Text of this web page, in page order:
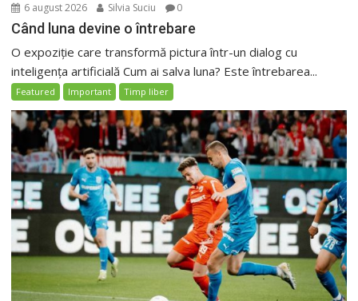
6 august 2026 Silvia Suciu 0
Când luna devine o întrebare
O expoziție care transformă pictura într-un dialog cu
inteligența artificială Cum ai salva luna? Este întrebarea...
Featured Important Timp liber